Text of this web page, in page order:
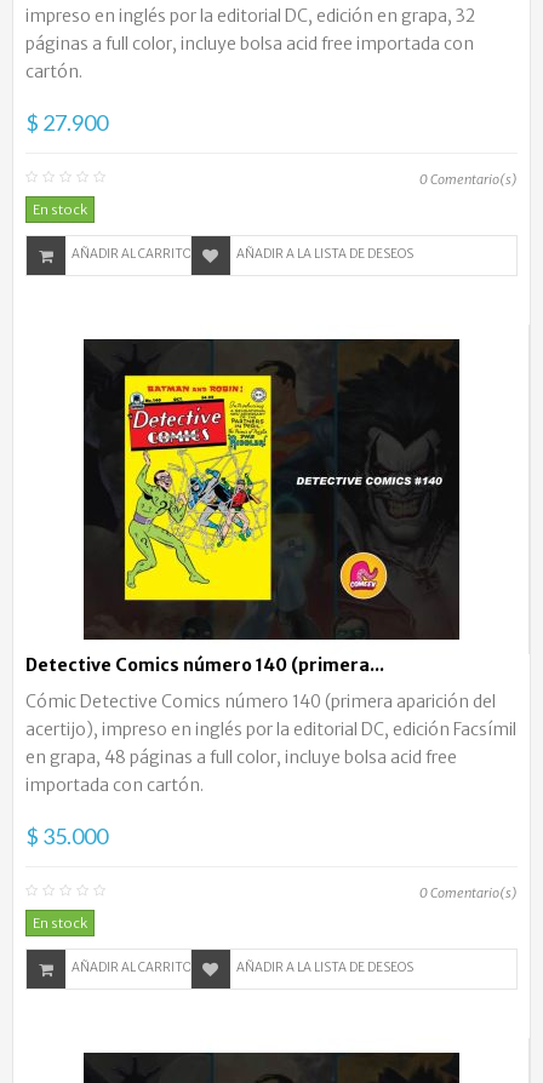
impreso en inglés por la editorial DC, edición en grapa, 32
páginas a full color, incluye bolsa acid free importada con
cartón.
$ 27.900
0Comentario(s)
En stock
AÑADIR AL CARRITO AÑADIR A LA LISTA DE DESEOS
Detective Comics número 140 (primera...
Cómic Detective Comics número 140 (primera aparición del
acertijo), impreso en inglés por la editorial DC, edición Facsímil
en grapa, 48 páginas a full color, incluye bolsa acid free
importada con cartón.
$ 35.000
0Comentario(s)
En stock
AÑADIR AL CARRITO AÑADIR A LA LISTA DE DESEOS